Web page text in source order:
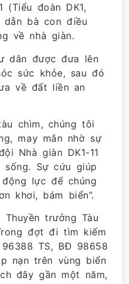
(Tiểu đoàn DK1,
dẫn bà con điều
về nhà giàn.
dân được đưa lên
sức khỏe, sau đó
về đất liền an
chìm, chúng tôi
may mắn nhờ sự
Nhà giàn DK1-11
Sự cứu giúp
lực để chúng
khơi, bám biển”.
trưởng Tàu
đợt đi tìm kiếm
TS, BĐ 98658
nạn trên vùng biển
đây gần một năm,